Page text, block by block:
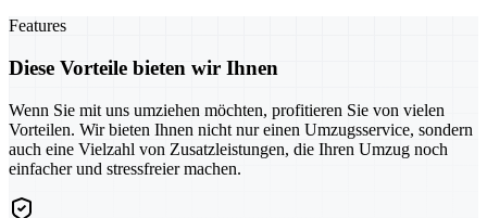
Features
Diese Vorteile bieten wir Ihnen
Wenn Sie mit uns umziehen möchten, profitieren Sie von vielen
Vorteilen. Wir bieten Ihnen nicht nur einen Umzugsservice, sondern
auch eine Vielzahl von Zusatzleistungen, die Ihren Umzug noch
einfacher und stressfreier machen.